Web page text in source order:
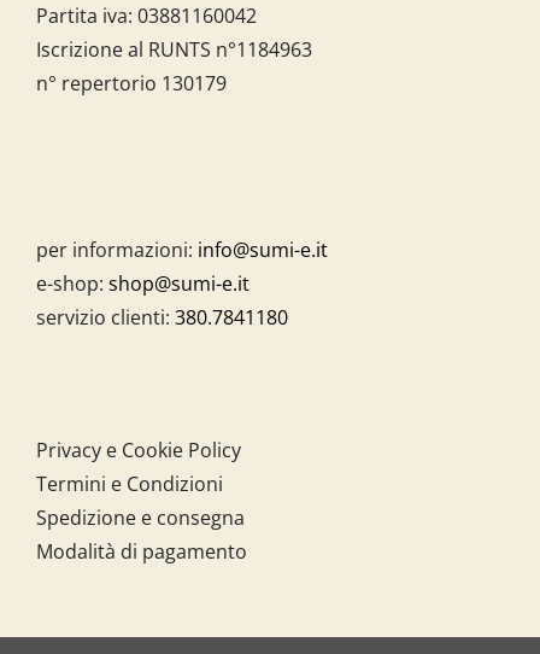
Partita iva: 03881160042
Iscrizione al RUNTS n°1184963
n° repertorio 130179
per informazioni: info@sumi-e.it
e-shop: shop@sumi-e.it
servizio clienti: 380.7841180
Privacy e Cookie Policy
Termini e Condizioni
Spedizione e consegna
Modalità di pagamento